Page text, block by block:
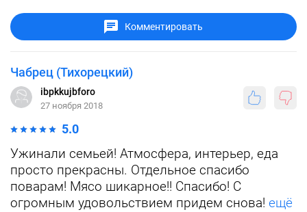
Комментировать
Чабрец (Тихорецкий)
ibpkkujbforo
27 ноября 2018
5.0
Ужинали семьей! Атмосфера, интерьер, еда
просто прекрасны. Отдельное спасибо
поварам! Мясо шикарное!! Спасибо! С
огромным удовольствием придем снова! ещё